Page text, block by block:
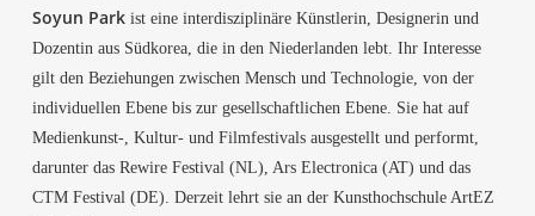
Soy­un Parkist eine inter­dis­zi­pli­nä­re Künst­le­rin, Desi­gne­rin und
Dozen­tin aus Süd­ko­rea, die in den Nie­der­lan­den lebt. Ihr Inter­es­se
gilt den Bezie­hun­gen zwi­schen Mensch und Tech­no­lo­gie, von der
indi­vi­du­el­len Ebe­ne bis zur gesell­schaft­li­chen Ebe­ne. Sie hat auf
Medienkunst‑, Kul­tur- und Film­fes­ti­vals aus­ge­stellt und per­formt,
dar­un­ter das Rewire Fes­ti­val (NL), Ars Elec­tro­ni­ca (AT) und das
CTM Fes­ti­val (DE). Der­zeit lehrt sie an der Kunst­hoch­schu­le ArtEZ